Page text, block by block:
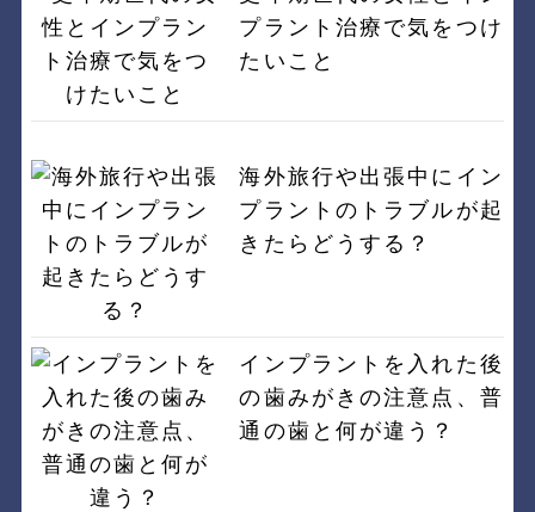
プラント治療で気をつけ
たいこと
海外旅行や出張中にイン
プラントのトラブルが起
きたらどうする？
インプラントを入れた後
の歯みがきの注意点、普
通の歯と何が違う？